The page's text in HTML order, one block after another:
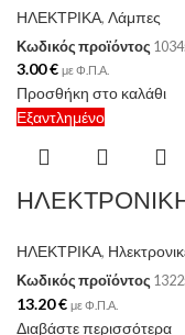
ΗΛΕΚΤΡΙΚΑ, Λάμπες
Κωδικός προϊόντος
3.00€ με Φ.Π.Α.
Προσθήκη στο καλάθι
Εξαντλημένο
ΗΛΕΚΤΡΟΝΙΚΗ
ΗΛΕΚΤΡΙΚΑ,
Κωδικός προϊόντος
13.20€ με Φ.Π.Α.
Διαβάστε περισσότερα